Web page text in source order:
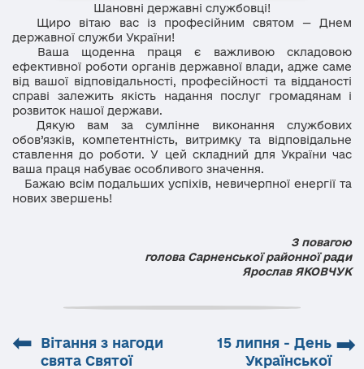
Шановні державні службовці!
Щиро вітаю вас із професійним святом — Днем
державної служби України!
Ваша щоденна праця є важливою складовою
ефективної роботи органів державної влади, адже саме
від вашої відповідальності, професійності та відданості
справі залежить якість надання послуг громадянам і
розвиток нашої держави.
Дякую вам за сумлінне виконання службових
обов’язків, компетентність, витримку та відповідальне
ставлення до роботи. У цей складний для України час
ваша праця набуває особливого значення.
Бажаю всім подальших успіхів, невичерпної енергії та
нових звершень!
З повагою
голова Сарненської районної ради
Ярослав ЯКОВЧУК
⬅
Вітання з нагоди
свята Святої
➡
15 липня - День
Української